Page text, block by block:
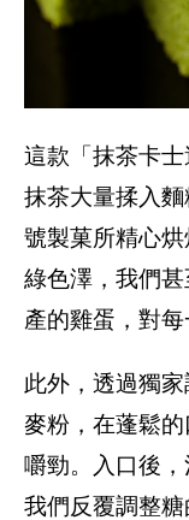
這款「抹茶卡
抹茶大量揉入
號製菓所精心
綠色澤，我們
產的雞蛋，對
此外，透過獨
麥粉，在蓬鬆
嚼勁。入口後，
我們反覆調整